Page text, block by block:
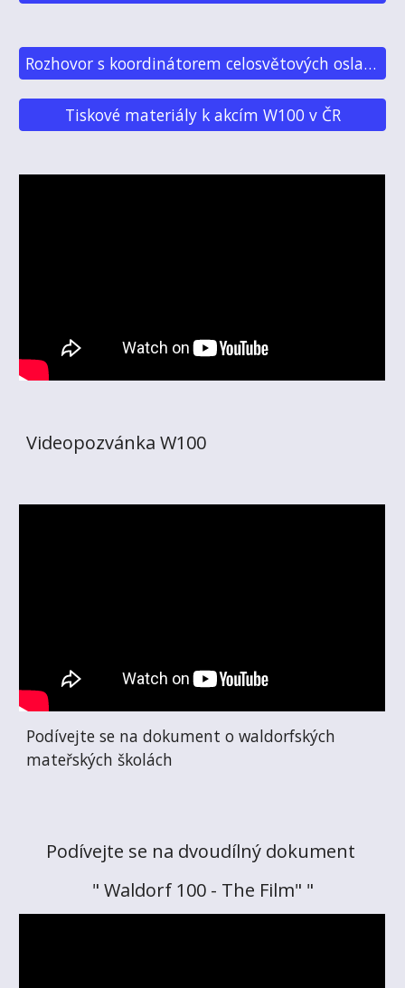
Rozhovor s koordinátorem celosvětových oslav „Waldorf 100“
Tiskové materiály k akcím W100 v ČR
Videopozvánka W100
Podívejte se na dokument o waldorfských
mateřských školách
Podívejte se na dvoudílný dokument
" Waldorf 100 - The Film" "